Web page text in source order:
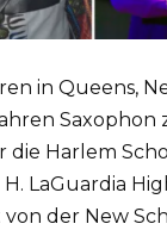
in Queens,
Saxophon
die Harlem
LaGuardia
der New